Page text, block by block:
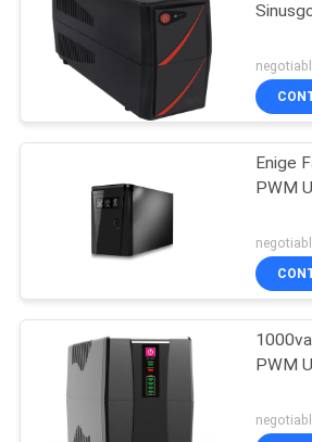
Enige
PWM
PWM